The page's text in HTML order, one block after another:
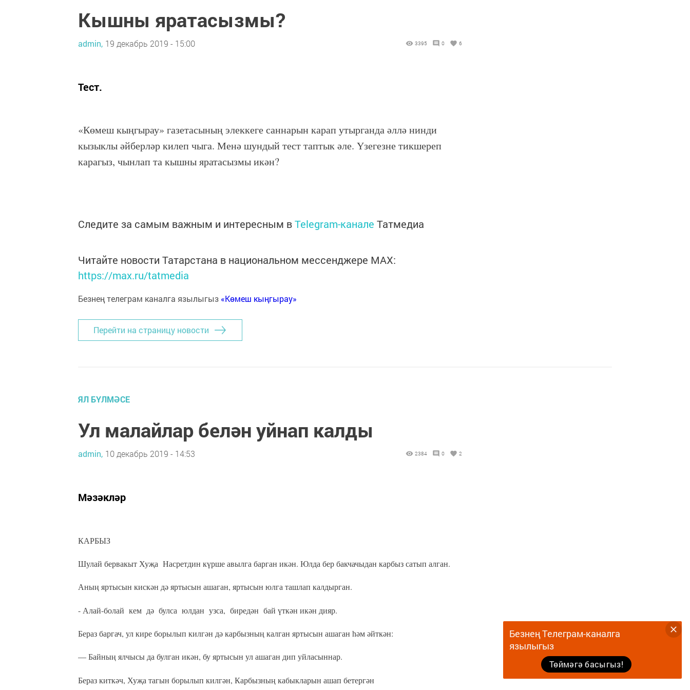
Кышны яратасызмы?
admin, 19 декабрь 2019 - 15:00 3395 0 6
Тест.
«Көмеш кыңгырау» газетасының элеккеге саннарын карап утырганда әллә нинди
кызыклы әйберләр килеп чыга. Менә шундый тест таптык әле. Үзегезне тикшереп
карагыз, чынлап та кышны яратасызмы икән?
Следите за самым важным и интересным вTelegram-канале Татмедиа
Читайте новости Татарстана в национальном мессенджере MАХ:
https://max.ru/tatmedia
Безнең телеграм каналга язылыгыз «Көмеш кыңгырау»
Перейти на страницу новости
ЯЛ БҮЛМӘСЕ
Ул малайлар белән уйнап калды
admin, 10 декабрь 2019 - 14:53 2384 0 2
Мәзәкләр
КАРБЫЗ
Шулай бервакыт Хуҗа Насретдин күрше авылга барган икән. Юлда бер бакчачыдан карбыз сатып алган.
Аның яртысын кискән дә яртысын ашаган, яртысын юлга ташлап калдырган.
- Алай-болай кем дә булса юлдан узса, биредән бай үткән икән дияр.
Бераз баргач, ул кире борылып килгән дә карбызның калган яртысын ашаган һәм әйткән:
— Байның ялчысы да булган икән, бу яртысын ул ашаган дип уйласыннар.
Бераз киткәч, Хуҗа тагын борылып килгән, Карбызның кабыкларын ашап бетергән
Безнең Телеграм-каналга
язылыгыз
Төймәгә басыгыз!